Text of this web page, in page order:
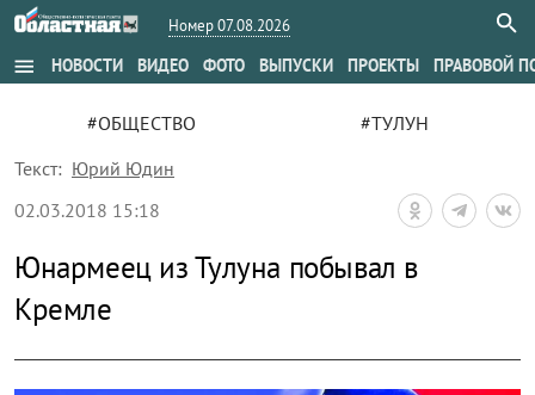
Номер 07.08.2026
menu НОВОСТИ ВИДЕО ФОТО ВЫПУСКИ ПРОЕКТЫ ПРАВОВОЙ
#ОБЩЕСТВО
#ТУЛУН
Текст: Юрий Юдин
02.03.2018 15:18
Юнармеец из Тулуна побывал в
Кремле